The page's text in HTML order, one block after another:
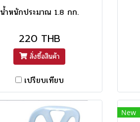
น้ำหนักประมาณ 1.8 กก.
220 THB
สั่งซื้อสินค้า
เปรียบเทียบ
New